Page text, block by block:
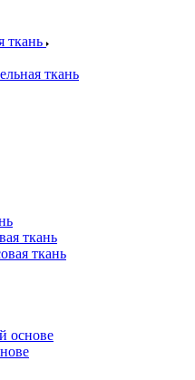
ткань
ткань
ткань
ткань
основе